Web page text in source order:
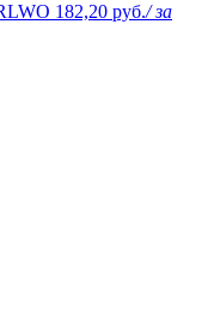
182,20 руб./ за